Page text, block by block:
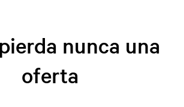
nunca una
oferta